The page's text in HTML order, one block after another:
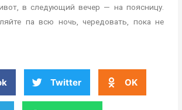
в следующий вечер — на поясницу.
па всю ночь, чередовать, пока не
Twitter OK